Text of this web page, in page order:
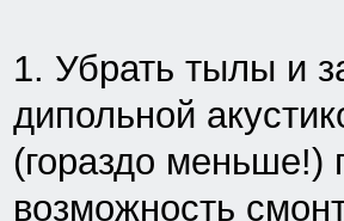
1. Убрать тылы и
дипольной
(гораздо меньше!)
возможность